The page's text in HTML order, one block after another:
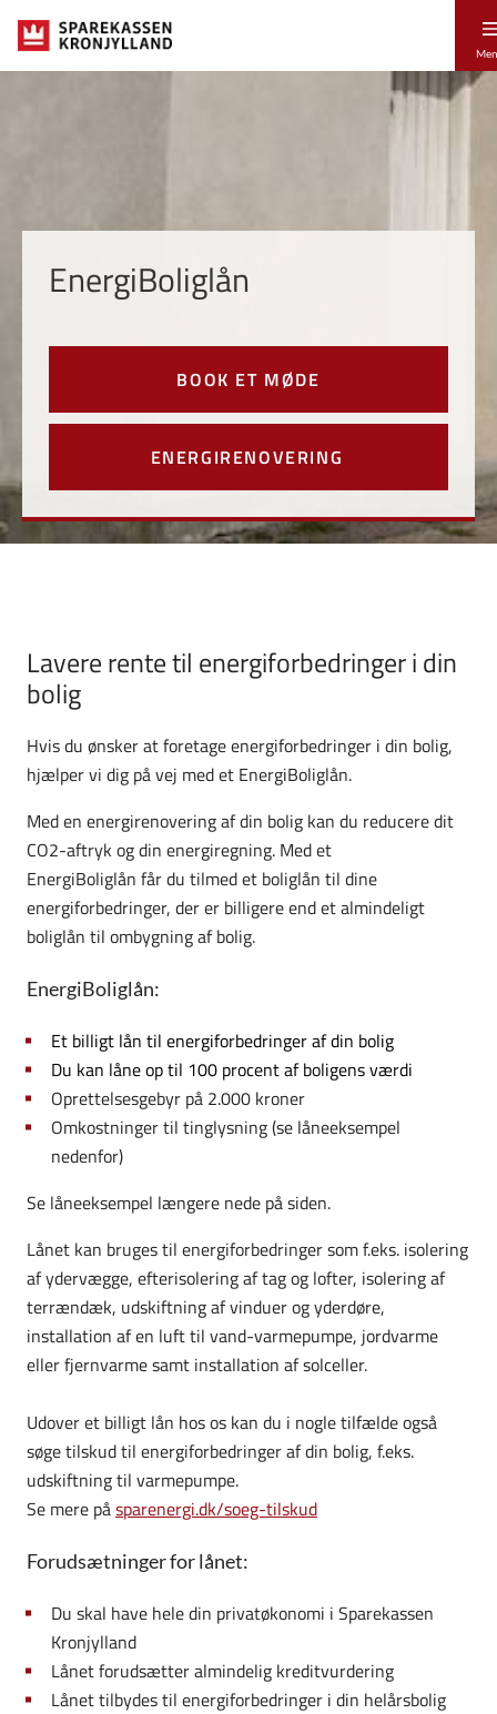
EnergiBoliglån
BOOK ET MØDE
ENERGIRENOVERING
Lavere rente til energiforbedringer i din
bolig
Hvis du ønsker at foretage energiforbedringer i din bolig,
hjælper vi dig på vej med et EnergiBoliglån.
Med en energirenovering af din bolig kan du reducere dit
CO2-aftryk og din energiregning. Med et
EnergiBoliglån får du tilmed et boliglån til dine
energiforbedringer, der er billigere end et almindeligt
boliglån til ombygning af bolig.
EnergiBoliglån:
Et billigt lån til energiforbedringer af din bolig
Du kan låne op til 100 procent af boligens værdi
Oprettelsesgebyr på 2.000 kroner
Omkostninger til tinglysning (se låneeksempel
nedenfor)
Se låneeksempel længere nede på siden.
Lånet kan bruges til energiforbedringer som f.eks. isolering
af ydervægge, efterisolering af tag og lofter, isolering af
terrændæk, udskiftning af vinduer og yderdøre,
installation af en luft til vand-varmepumpe, jordvarme
eller fjernvarme samt installation af solceller.
Udover et billigt lån hos os kan du i nogle tilfælde også
søge tilskud til energiforbedringer af din bolig, f.eks.
udskiftning til varmepumpe.
Se mere påsparenergi.dk/soeg-tilskud
Forudsætninger for lånet:
Du skal have hele din privatøkonomi i Sparekassen
Kronjylland
Lånet forudsætter almindelig kreditvurdering
Lånet tilbydes til energiforbedringer i din helårsbolig